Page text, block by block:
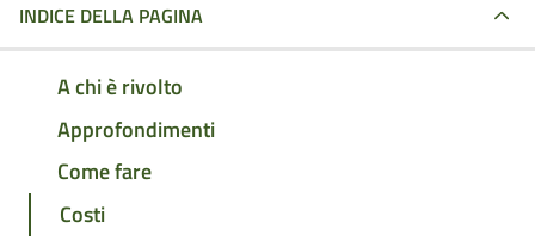
INDICE DELLA PAGINA
A chi è rivolto
Approfondimenti
Come fare
Costi